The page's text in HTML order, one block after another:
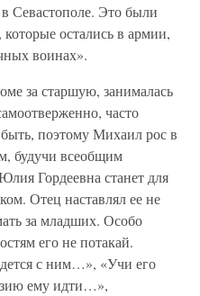
Севастополе. Это были
остались в армии,
воинах».
за старшую, занималась
часто
поэтому Михаил рос в
будучи всеобщим
Гордеевна станет для
Отец наставлял ее не
за младших. Особо
его не потакай.
с ним…», «Учи его
ему идти…»,